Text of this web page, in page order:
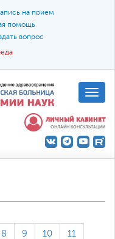
на прием
помощь
вопрос
A A
ЛИЧНЫЙ КАБИНЕТ
ОНЛАЙН КОНСУЛЬТАЦИИ
8 9 10 11